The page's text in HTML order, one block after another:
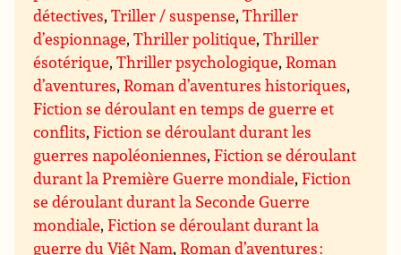
détectives,Triller / suspense,Thriller
d’espionnage,Thriller politique,Thriller
ésotérique,Thriller psychologique,Roman
d’aventures,Roman d’aventures historiques,
Fiction se déroulant en temps de guerre et
conflits,Fiction se déroulant durant les
guerres napoléoniennes,Fiction se déroulant
durant la Première Guerre mondiale,Fiction
se déroulant durant la Seconde Guerre
mondiale,Fiction se déroulant durant la
guerre du Viêt Nam,Roman d’aventures :